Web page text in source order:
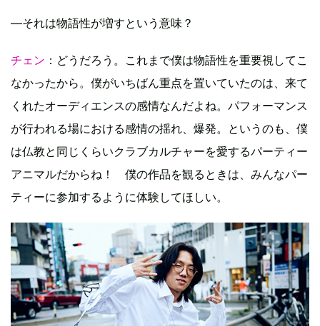
—それは物語性が増すという意味？
チェン ：どうだろう。これまで僕は物語性を重要視してこ
なかったから。僕がいちばん重点を置いていたのは、来て
くれたオーディエンスの感情なんだよね。パフォーマンス
が行われる場における感情の揺れ、爆発。というのも、僕
は仏教と同じくらいクラブカルチャーを愛するパーティー
アニマルだからね！ 僕の作品を観るときは、みんなパー
ティーに参加するように体験してほしい。